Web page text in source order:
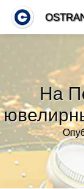
На
Тренды
Рубрики»
Правила»